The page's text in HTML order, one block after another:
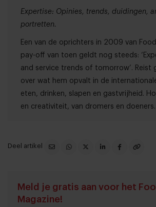
Expertise: Opinies, trends, duidingen,
portretten.
Een van de oprichters in 2009 van
pay-off van toen geldt nog steeds:
and service trends of tomorrow’. Reist
over wat hem opvalt in de
eten, drinken, slapen en gastvrijheid.
en creativiteit, van dromers en doeners.
Deel artikel
Meld je gratis aan voor het
Magazine!